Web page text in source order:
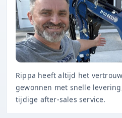
Rippa heeft altijd het
gewonnen met snelle
tijdige after-sales service.